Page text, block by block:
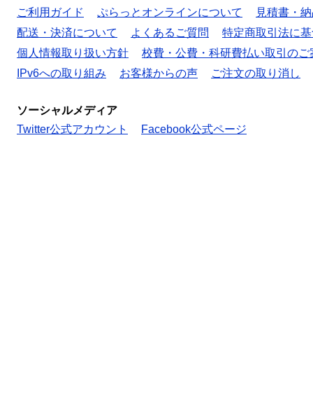
ご利用ガイド
ぷらっとオンラインについて
見積書・
配送・決済について
よくあるご質問
特定商取引法に
個人情報取り扱い方針
校費・公費・科研費払い取引のご
IPv6への取り組み
お客様からの声 ご注文の取り消し
ソーシャルメディア
Twitter公式アカウント
Facebook公式ページ